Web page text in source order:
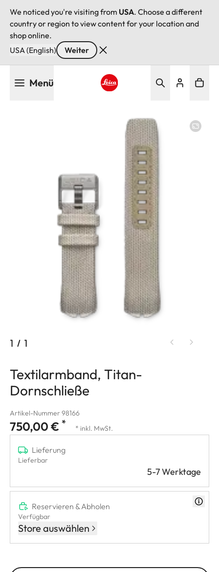
We noticed you're visiting from USA. Choose a different
country or region to view content for your location and
shop online.
USA (English)
Weiter
Menü
1 / 1
Textilarmband, Titan-
Dornschließe
Artikel-Nummer 98166
750,00 € * * inkl. MwSt.
Lieferung
Lieferbar
5-7 Werktage
Reservieren & Abholen
Verfügbar
Store auswählen